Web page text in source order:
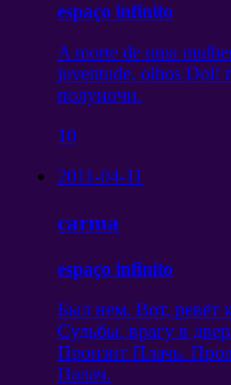
espaço infinito
A morte de uma
juventude. olhos Dol!
полуночи.
10
2011-04-11
carma
espaço infinito
Был нем. Вот, ревёт
Судьбы, врагу в
Пронзит Плачь.
Палач.